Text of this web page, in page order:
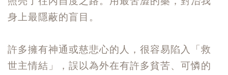
身上最隱蔽的盲目。
許多擁有神通或慈悲心的人，很容易陷入「救
世主情結」，誤以為外在有許多貧苦、可憐的